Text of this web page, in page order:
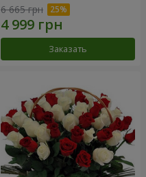
6 665 грн
Заказать